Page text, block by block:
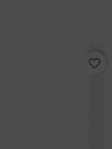
favorite_border